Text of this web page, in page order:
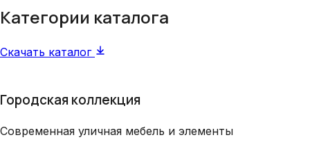
Категории каталога
Скачать каталог
Городская коллекция
Современная уличная мебель и элементы